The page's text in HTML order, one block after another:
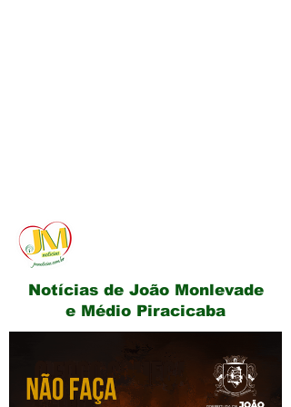
Notícias de João Monlevade
e Médio Piracicaba